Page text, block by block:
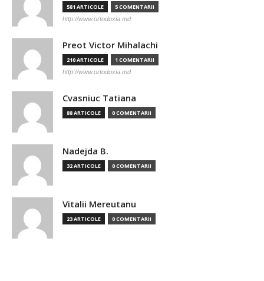
581 ARTICOLE 5 COMENTARII
http://www.ortodoxia.md
Preot Victor Mihalachi
210 ARTICOLE 1 COMENTARII
http://www.ortodoxia.md
Cvasniuc Tatiana
88 ARTICOLE 0 COMENTARII
Nadejda B.
32 ARTICOLE 0 COMENTARII
Vitalii Mereutanu
23 ARTICOLE 0 COMENTARII